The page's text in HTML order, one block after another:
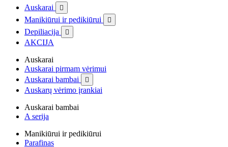
Auskarai 
Manikiūrui ir pedikiūrui 
Depiliacija 
AKCIJA
Auskarai
Auskarai pirmam vėrimui
Auskarai bambai

Auskarų vėrimo įrankiai
Auskarai bambai
A serija
Manikiūrui ir pedikiūrui
Parafinas